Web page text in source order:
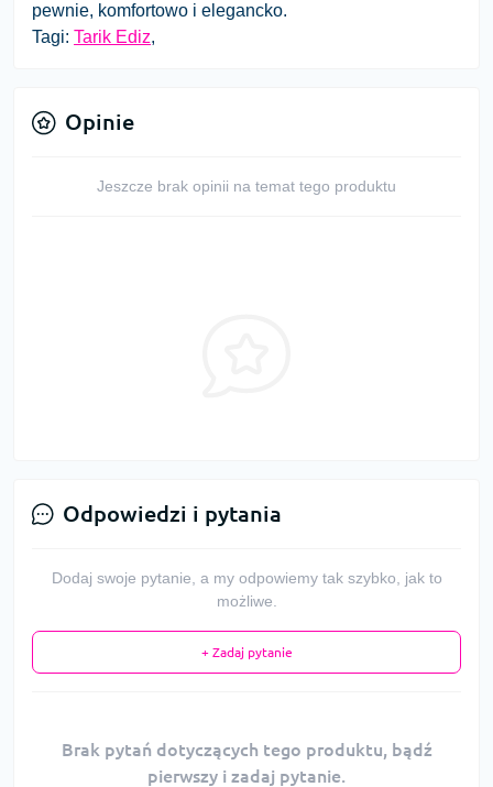
pewnie, komfortowo i elegancko.
Tagi: Tarik Ediz,
Opinie
Jeszcze brak opinii na temat tego produktu
Odpowiedzi i pytania
Dodaj swoje pytanie, a my odpowiemy tak szybko, jak to
możliwe.
+ Zadaj pytanie
Brak pytań dotyczących tego produktu, bądź
pierwszy i zadaj pytanie.